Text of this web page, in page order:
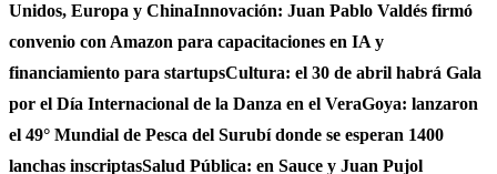
Unidos, Europa y ChinaInnovación: Juan Pablo Valdés firmó
convenio con Amazon para capacitaciones en IA y
financiamiento para startupsCultura: el 30 de abril habrá Gala
por el Día Internacional de la Danza en el VeraGoya: lanzaron
el 49° Mundial de Pesca del Surubí donde se esperan 1400
lanchas inscriptasSalud Pública: en Sauce y Juan Pujol